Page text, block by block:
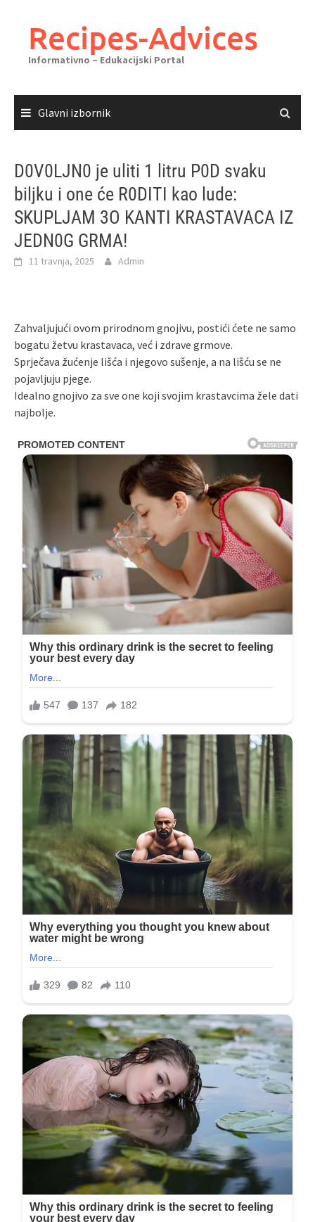
sadržajaRecipes-Advices
Informativno – Edukacijski Portal
Glavni izbornik
D0V0LJN0 je uliti 1 litru P0D svaku
biljku i one će R0DITI kao lude:
SKUPLJAM 3O KANTI KRASTAVACA IZ
JEDN0G GRMA!
11 travnja, 2025 Admin
Zahvaljujući ovom prirodnom gnojivu, postići ćete ne samo
bogatu žetvu krastavaca, već i zdrave grmove.
Sprječava žućenje lišća i njegovo sušenje, a na lišću se ne
pojavljuju pjege.
Idealno gnojivo za sve one koji svojim krastavcima žele dati
najbolje.